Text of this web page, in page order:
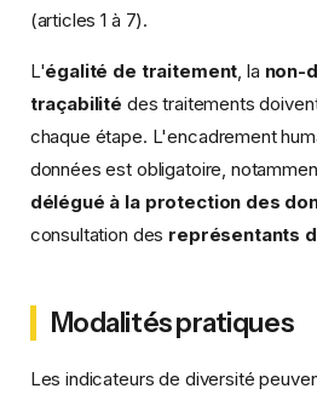
(articles 1 à 7).
L'égalité de traitement , la non-
traçabilité des traitements
chaque étape. L'encadrement
données est obligatoire,
délégué à la protection des
consultation des représentants
Modalités pratiques
Les indicateurs de diversité